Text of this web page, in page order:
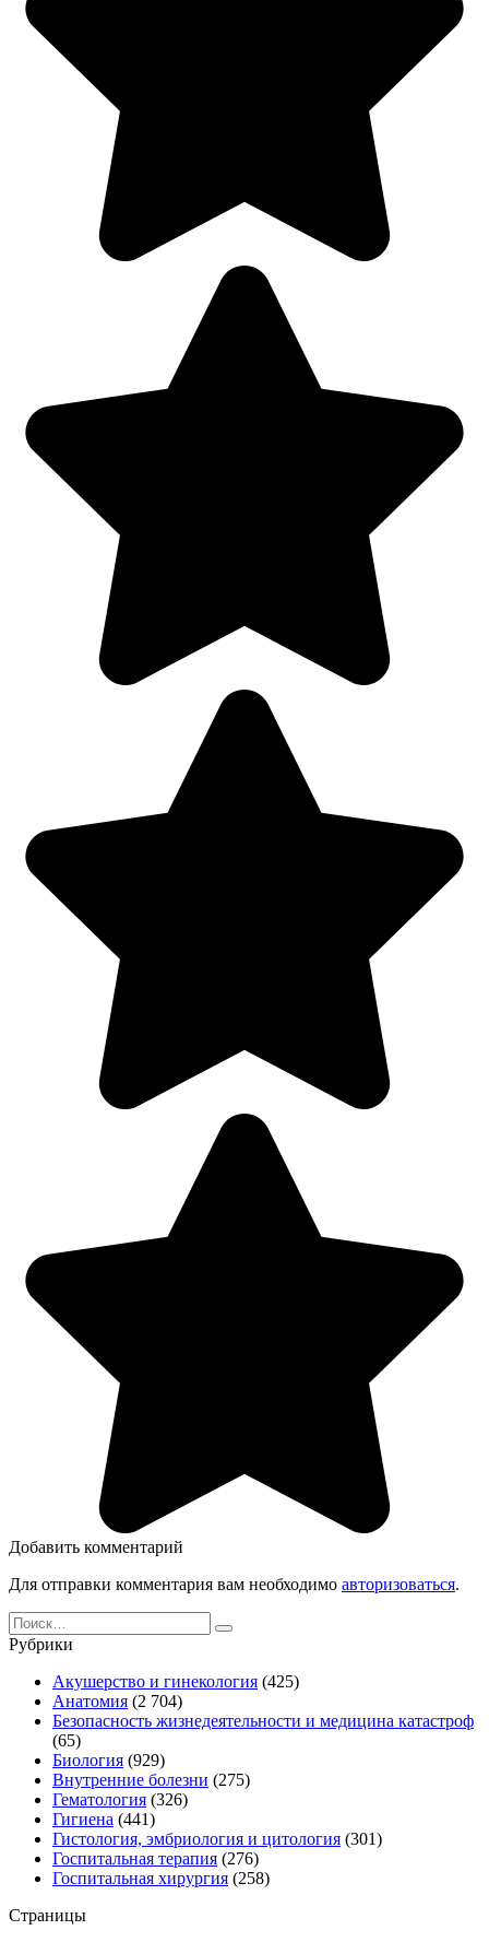
Добавить комментарий
Для отправки комментария вам необходимо авторизоваться.
Search
for:
Рубрики
Акушерство и гинекология (425)
Анатомия (2 704)
Безопасность жизнедеятельности и медицина катастроф
(65)
Биология (929)
Внутренние болезни (275)
Гематология (326)
Гигиена (441)
Гистология, эмбриология и цитология (301)
Госпитальная терапия (276)
Госпитальная хирургия (258)
Страницы